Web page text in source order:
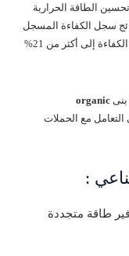
الطاقة الحرارية
سجل الكفاءة المسجل
سابقًا الذي كان يتجاوز 19% فقط، مع إمكانية دفعة الكفاءة إلى أكثر من 21%
organic
مع الحملات
:
طاقة متجددة